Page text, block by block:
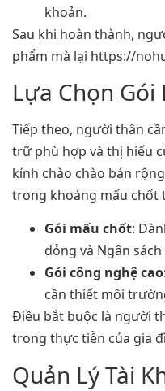
khoản.
Sau khi hoàn thành,
phẩm mà lại https://
Lựa Chọn Gói
Tiếp theo, người thân
trữ phù hợp và thị hiếu
kính chào chào bán
trong khoảng mấu chốt
Gói mấu chốt:
dỏng và Ngân
Gói công nghệ cao
cần thiết môi
Điều bắt buộc là người
trong thực tiễn của gia
Quản Lý Tài